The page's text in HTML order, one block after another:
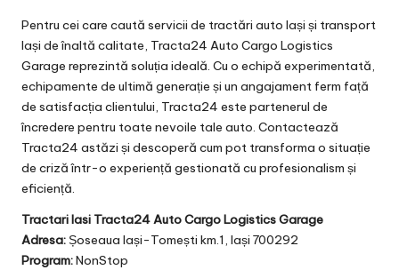
Pentru cei care caută servicii de tractări auto Iași și transport
Iași de înaltă calitate, Tracta24 Auto Cargo Logistics
Garage reprezintă soluția ideală. Cu o echipă experimentată,
echipamente de ultimă generație și un angajament ferm față
de satisfacția clientului, Tracta24 este partenerul de
încredere pentru toate nevoile tale auto. Contactează
Tracta24 astăzi și descoperă cum pot transforma o situație
de criză într-o experiență gestionată cu profesionalism și
eficiență.
Tractari Iasi Tracta24 Auto Cargo Logistics Garage
Adresa:Șoseaua Iași-Tomești km.1, Iași 700292
Program:NonStop